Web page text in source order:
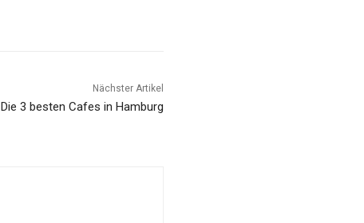
Nächster Artikel
Die 3 besten Cafes in Hamburg